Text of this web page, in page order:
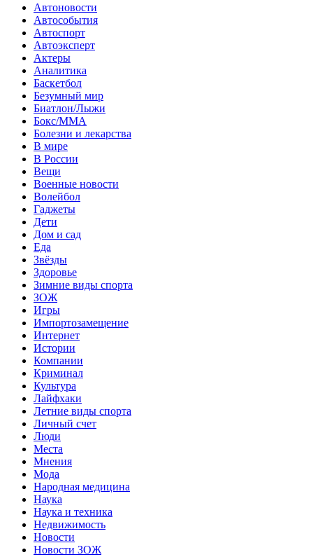
Автоновости
Автособытия
Автоспорт
Автоэксперт
Актеры
Аналитика
Баскетбол
Безумный мир
Биатлон/Лыжи
Бокс/MMA
Болезни и лекарства
В мире
В России
Вещи
Военные новости
Волейбол
Гаджеты
Дети
Дом и сад
Еда
Звёзды
Здоровье
Зимние виды спорта
ЗОЖ
Игры
Импортозамещение
Интернет
Истории
Компании
Криминал
Культура
Лайфхаки
Летние виды спорта
Личный счет
Люди
Места
Мнения
Мода
Народная медицина
Наука
Наука и техника
Недвижимость
Новости
Новости ЗОЖ